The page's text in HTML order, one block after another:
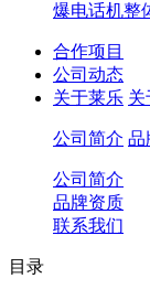
爆电话机整
合作项目
公司动态
关于莱乐 关
公司简介 品
公司简介
品牌资质
联系我们
目录